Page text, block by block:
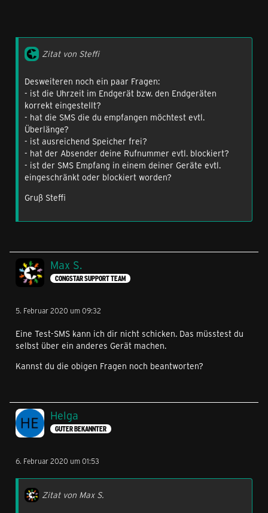
Zitat von Steffi
Desweiteren noch ein paar Fragen:
- ist die Uhrzeit im Endgerät bzw. den Endgeräten
korrekt eingestellt?
- hat die SMS die du empfangen möchtest evtl.
Überlänge?
- ist ausreichend Speicher frei?
- hat der Absender deine Rufnummer evtl. blockiert?
- ist der SMS Empfang in einem deiner Geräte evtl.
eingeschränkt oder blockiert worden?
Gruß Steffi
Max S.
CONGSTAR SUPPORT TEAM
5. Februar 2020 um 09:32
Eine Test-SMS kann ich dir nicht schicken. Das müsstest du
selbst über ein anderes Gerät machen.
Kannst du die obigen Fragen noch beantworten?
Helga
GUTER BEKANNTER
6. Februar 2020 um 01:53
Zitat von Max S.